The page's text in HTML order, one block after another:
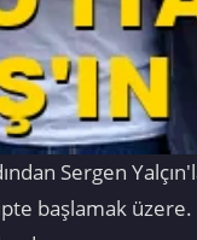
Sergen
başlamak